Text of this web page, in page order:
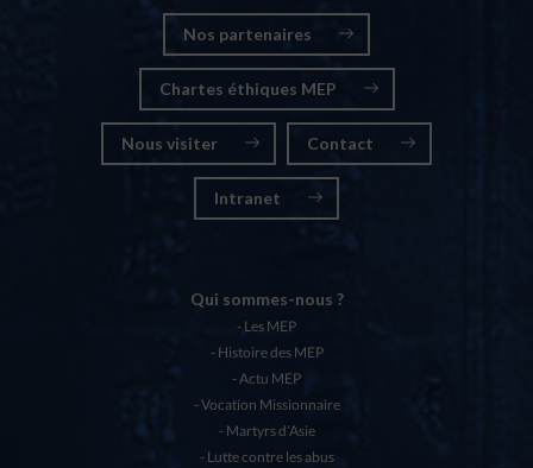
Nos partenaires
Chartes éthiques MEP
Nous visiter Contact
Intranet
Qui sommes-nous ?
Les MEP
Histoire des MEP
Actu MEP
Vocation Missionnaire
Martyrs d’Asie
Lutte contre les abus